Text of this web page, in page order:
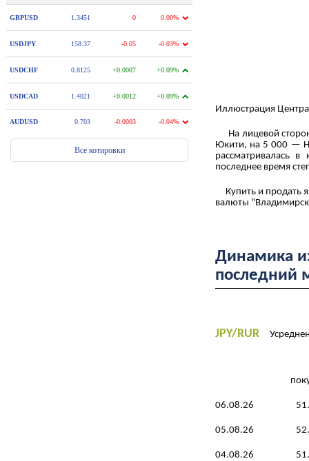
Иллюстрация
На лицевой
Юкити, на 5 000 —
рассматривалась
последнее время
Купить и продать
валюты
Динамика
последний
JPY/RUR
06.08.26
05.08.26
04.08.26